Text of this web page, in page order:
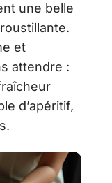
une belle
et
attendre :
d’apéritif,